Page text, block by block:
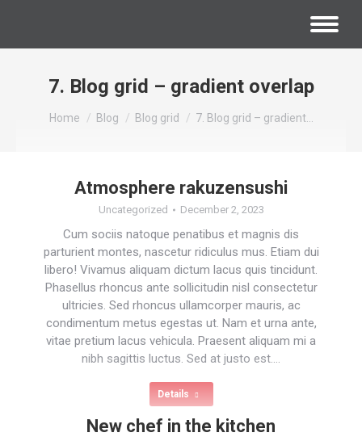
7. Blog grid – gradient overlap
You are here:
Home Blog Blog grid 7. Blog grid – gradient…
Atmosphere rakuzensushi
Uncategorized December 2, 2023
Cum sociis natoque penatibus et magnis dis
parturient montes, nascetur ridiculus mus. Etiam dui
libero! Vivamus aliquam dictum lacus quis tincidunt.
Phasellus rhoncus ante sollicitudin nisl consectetur
ultricies. Sed rhoncus ullamcorper mauris, ac
condimentum metus egestas ut. Nam et urna ante,
vitae pretium lacus vehicula. Praesent aliquam mi a
nibh sagittis luctus. Sed at justo est.…
Details
New chef in the kitchen